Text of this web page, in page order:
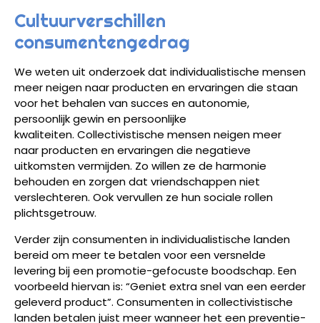
Cultuurverschillen
consumentengedrag
We weten uit onderzoek dat individualistische mensen
meer neigen naar producten en ervaringen die staan
voor het behalen van succes en autonomie,
persoonlijk gewin en persoonlijke
kwaliteiten. Collectivistische mensen neigen meer
naar producten en ervaringen die negatieve
uitkomsten vermijden. Zo willen ze de harmonie
behouden en zorgen dat vriendschappen niet
verslechteren. Ook vervullen ze hun sociale rollen
plichtsgetrouw.
Verder zijn consumenten in individualistische landen
bereid om meer te betalen voor een versnelde
levering bij een ​promotie-gefocuste boodschap. Een
voorbeeld hiervan is: “Geniet extra snel van een eerder
geleverd product”. Consumenten in collectivistische
landen betalen juist meer wanneer het een ​preventie-